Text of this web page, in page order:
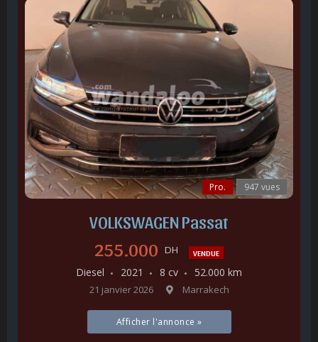
Pro. 947 vues
VOLKSWAGEN Passat
255.000 DH VENDUE
Diesel 2021 8 cv 52.000 km
21 janvier 2026 Marrakech
Afficher l'annonce »